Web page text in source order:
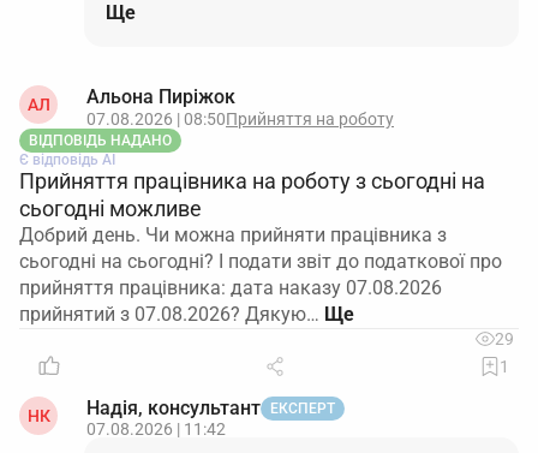
Ще
АЛ Альона Пиріжок
07.08.2026 | 08:50Прийняття на роботу
ВІДПОВІДЬ НАДАНО
Є відповідь АІ
Прийняття працівника на роботу з сьогодні на
сьогодні можливе
Добрий день. Чи можна прийняти працівника з
сьогодні на сьогодні? І подати звіт до податкової про
прийняття працівника: дата наказу 07.08.2026
прийнятий з 07.08.2026? Дякую…
29
1
НК Надія, консультант ЕКСПЕРТ
07.08.2026 | 11:42